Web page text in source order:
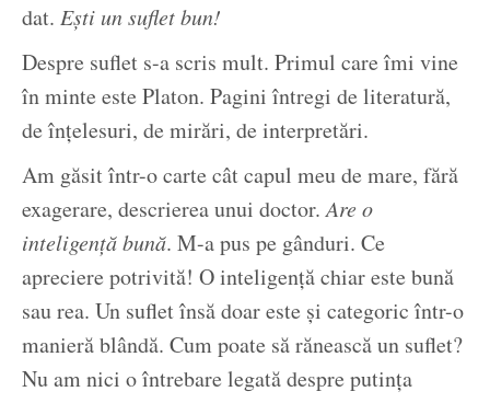
dat. Ești un suflet bun!
Despre suflet s-a scris mult. Primul care îmi vine
în minte este Platon. Pagini întregi de literatură,
de înțelesuri, de mirări, de interpretări.
Am găsit într-o carte cât capul meu de mare, fără
exagerare, descrierea unui doctor.Are o
inteligență bună. M-a pus pe gânduri. Ce
apreciere potrivită! O inteligență chiar este bună
sau rea. Un suflet însă doar este și categoric într-o
manieră blândă. Cum poate să rănească un suflet?
Nu am nici o întrebare legată despre putința